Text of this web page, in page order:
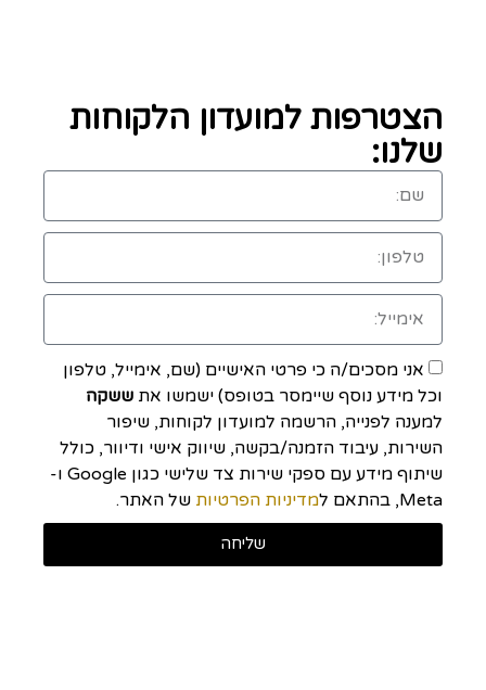
הצטרפות למועדון הלקוחות
שלנו:
אני מסכים/ה כי פרטי האישיים (שם, אימייל, טלפון
וכל מידע נוסף שיימסר בטופס) ישמשו את ששקה
למענה לפנייה, הרשמה למועדון לקוחות, שיפור
השירות, עיבוד הזמנה/בקשה, שיווק אישי ודיוור, כולל
שיתוף מידע עם ספקי שירות צד שלישי כגון Google ו-
Meta, בהתאם ל
מדיניות הפרטיות של האתר.
שליחה